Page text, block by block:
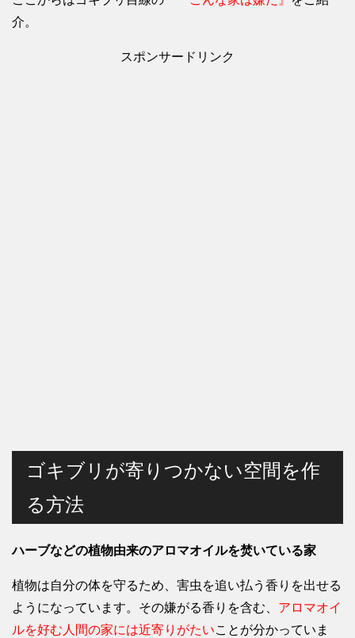
介。
スポンサードリンク
ゴキブリが寄りつかない空間を作
る方法
ハーブなどの植物由来のアロマオイルを焚いている家
植物は自分の体を守るため、害虫を追い払う香りを出せる
ようになっています。その嫌がる香りを含む、 アロマオイ
ルを好む人間の家には近寄りがたいことが分かっていま